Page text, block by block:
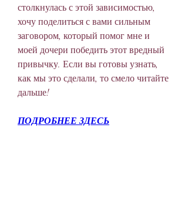
столкнулась с этой зависимостью,
хочу поделиться с вами сильным
заговором, который помог мне и
моей дочери победить этот вредный
привычку. Если вы готовы узнать,
как мы это сделали, то смело читайте
дальше!
ПОДРОБНЕЕ ЗДЕСЬ